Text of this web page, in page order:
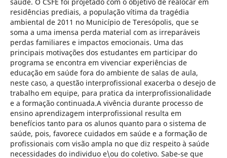
residências prediais, a população vítima da tragédia
ambiental de 2011 no Município de Teresópolis, que se
soma a uma imensa perda material com as irreparáveis
perdas familiares e impactos emocionais. Uma das
principais motivações dos estudantes em participar do
programa se encontra em vivenciar experiências de
educação em saúde fora do ambiente de salas de aula,
neste caso, a questão interprofissional exacerba o desejo de
trabalho em equipe, para pratica da interprofissionalidade
e a formação continuada.A vivência durante processo de
ensino aprendizagem interprofissional resulta em
benefícios tanto para os alunos quanto para o sistema de
saúde, pois, favorece cuidados em saúde e a formação de
profissionais com visão ampla no que diz respeito à saúde
necessidades do individuo e\ou do coletivo. Sabe-se que